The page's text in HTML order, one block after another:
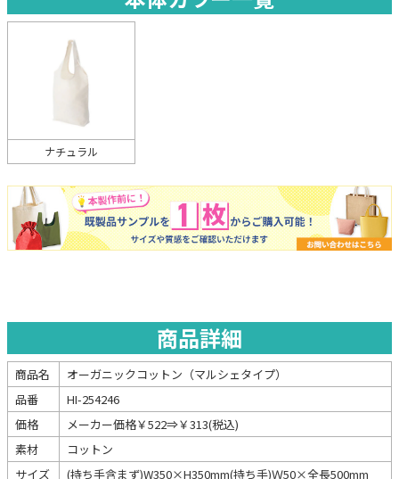
ナチュラル
商品詳細
商品名
オーガニックコットン（マルシェタイプ）
品番
HI-254246
価格
メーカー価格￥522⇒￥313(税込)
素材
コットン
サイズ
(持ち手含まず)W350×H350mm(持ち手)Ｗ50×全長500mm